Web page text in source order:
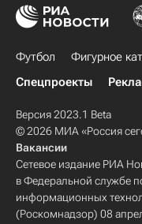
Футбол Фигурное
Спецпроекты
Версия 2023.1 Beta
© 2026 МИА «Россия
Вакансии
Сетевое издание РИА
в Федеральной службе
информационных
(Роскомнадзор) 08